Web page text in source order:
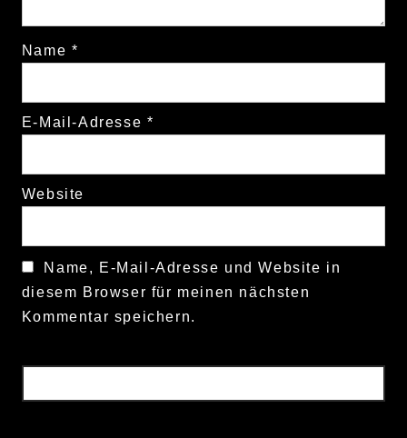
Name *
E-Mail-Adresse *
Website
Name, E-Mail-Adresse und Website in
diesem Browser für meinen nächsten
Kommentar speichern.